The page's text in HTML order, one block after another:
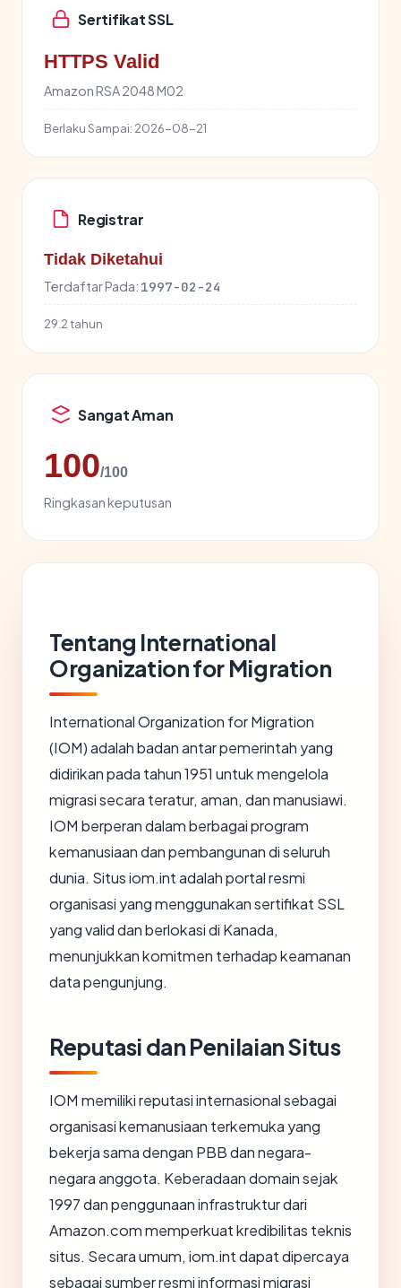
Sertifikat SSL
HTTPS Valid
Amazon RSA 2048 M02
Berlaku Sampai: 2026-08-21
Registrar
Tidak Diketahui
Terdaftar Pada: 1997-02-24
29.2 tahun
Sangat Aman
100/100
Ringkasan keputusan
Tentang International
Organization for Migration
International Organization for Migration
(IOM) adalah badan antar pemerintah yang
didirikan pada tahun 1951 untuk mengelola
migrasi secara teratur, aman, dan manusiawi.
IOM berperan dalam berbagai program
kemanusiaan dan pembangunan di seluruh
dunia. Situs iom.int adalah portal resmi
organisasi yang menggunakan sertifikat SSL
yang valid dan berlokasi di Kanada,
menunjukkan komitmen terhadap keamanan
data pengunjung.
Reputasi dan Penilaian Situs
IOM memiliki reputasi internasional sebagai
organisasi kemanusiaan terkemuka yang
bekerja sama dengan PBB dan negara-
negara anggota. Keberadaan domain sejak
1997 dan penggunaan infrastruktur dari
Amazon.com memperkuat kredibilitas teknis
situs. Secara umum, iom.int dapat dipercaya
sebagai sumber resmi informasi migrasi